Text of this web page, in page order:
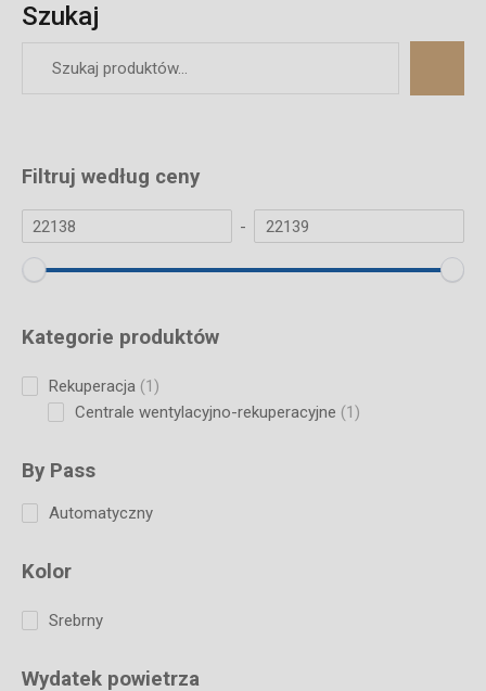
Szukaj
Filtruj według ceny
-
Kategorie produktów
Rekuperacja 11
product
Centrale wentylacyjno-rekuperacyjne 11
By Pass
Automatyczny
Kolor
Srebrny
Wydatek powietrza